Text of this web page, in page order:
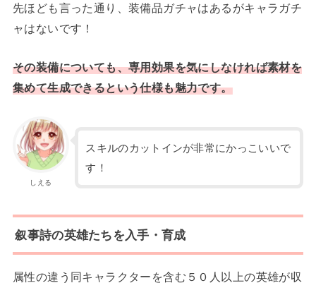
先ほども言った通り、装備品ガチャはあるがキャラガチ
ャはないです！
その装備についても、専用効果を気にしなければ素材を
集めて生成できるという仕様も魅力です。
しえる
スキルのカットインが非常にかっこいいで
す！
叙事詩の英雄たちを入手・育成
属性の違う同キャラクターを含む５０人以上の英雄が収